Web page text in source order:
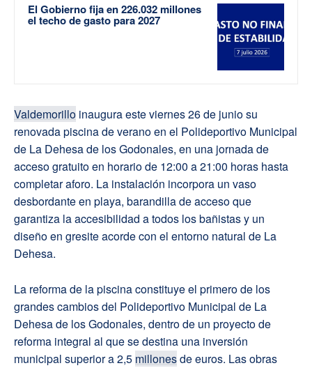
El Gobierno fija en 226.032 millones
el techo de gasto para 2027
Valdemorillo inaugura este viernes 26 de junio su
renovada piscina de verano en el Polideportivo Municipal
de La Dehesa de los Godonales, en una jornada de
acceso gratuito en horario de 12:00 a 21:00 horas hasta
completar aforo. La instalación incorpora un vaso
desbordante en playa, barandilla de acceso que
garantiza la accesibilidad a todos los bañistas y un
diseño en gresite acorde con el entorno natural de La
Dehesa.
La reforma de la piscina constituye el primero de los
grandes cambios del Polideportivo Municipal de La
Dehesa de los Godonales, dentro de un proyecto de
reforma integral al que se destina una inversión
municipal superior a 2,5 millonesde euros. Las obras